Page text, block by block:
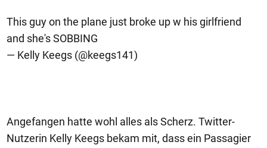
This guy on the plane just broke up w his girlfriend
and she's SOBBING
— Kelly Keegs (@keegs141)
Angefangen hatte wohl alles als Scherz. Twitter-
Nutzerin Kelly Keegs bekam mit, dass ein Passagier